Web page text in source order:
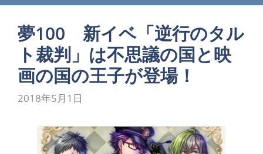
夢100 新イベ「逆行のタル
ト裁判」は不思議の国と映
画の国の王子が登場！
2018年5月1日